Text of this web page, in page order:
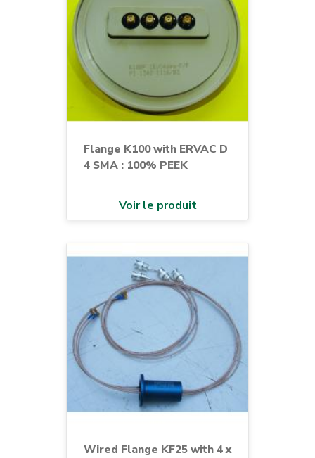
Flange K100 with ERVAC D
4 SMA : 100% PEEK
Voir le produit
Wired Flange KF25 with 4 x